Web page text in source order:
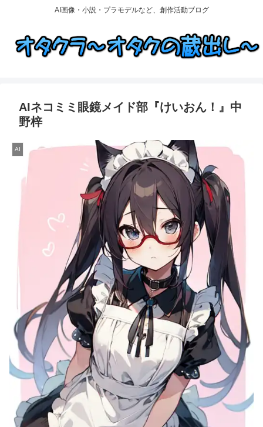
AI画像・小説・プラモデルなど、創作活動ブログ
AIネコミミ眼鏡メイド部『けいおん！』中
野梓
AI